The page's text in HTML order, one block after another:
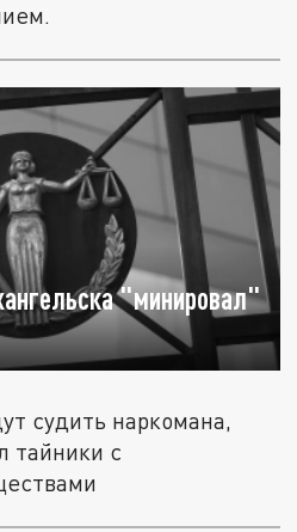
"минировал"
судить наркомана,
тайники с